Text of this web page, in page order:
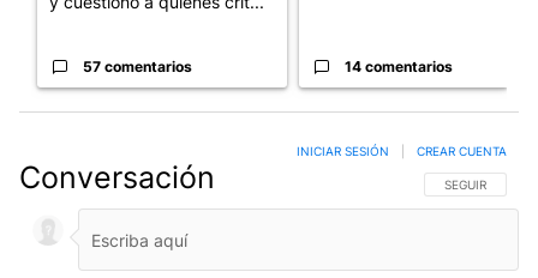
57 comentarios 14 comentarios
Conversación SIGA ESTA
SEGUIR
INICIAR SESIÓN CREAR CUENTA